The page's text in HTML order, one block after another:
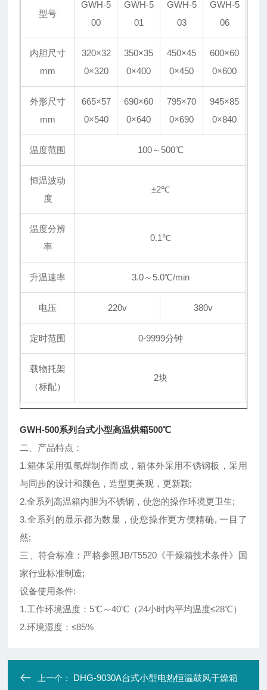
型号
GWH-5
00
GWH-5
01
GWH-5
03
GWH-5
06
内胆尺寸
mm
320×32
0×320
350×35
0×400
450×45
0×450
600×60
0×600
外形尺寸
mm
665×57
0×540
690×60
0×640
795×70
0×690
945×85
0×840
温度范围 100～ 500℃
恒温波动
度
±2℃
温度分辨
率
0.1℃
升温速率 3.0～5.0℃/min
电压 220v 380v
定时范围 0-9999分钟
载物托架
（标配）
2块
GWH-500系列台式小型高温烘箱500℃
二、产品特点：
1.箱体采用弧氩焊制作而成，箱体外采用不锈钢板，采用
与同步的设计和颜色，造型更美观，更新颖;
2.全系列高温箱内胆为不锈钢，使您的操作环境更卫生;
3.全系列的显示都为数显，使您操作更方便精确, 一目了
然;
三、符合标准：严格参照JB/T5520《干燥箱技术条件》国
家行业标准制造;
设备使用条件:
1.工作环境温度：5℃～40℃（24小时内平均温度≤28℃）
2.环境湿度：≤85%
上一个： DHG-9030A台式小型电热恒温鼓风干燥箱